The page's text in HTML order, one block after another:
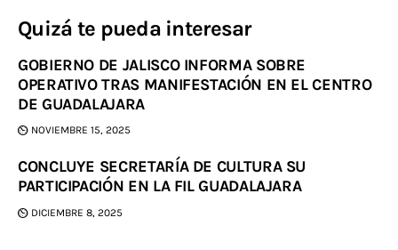
Quizá te pueda interesar
GOBIERNO DE JALISCO INFORMA SOBRE
OPERATIVO TRAS MANIFESTACIÓN EN EL CENTRO
DE GUADALAJARA
NOVIEMBRE 15, 2025
CONCLUYE SECRETARÍA DE CULTURA SU
PARTICIPACIÓN EN LA FIL GUADALAJARA
DICIEMBRE 8, 2025